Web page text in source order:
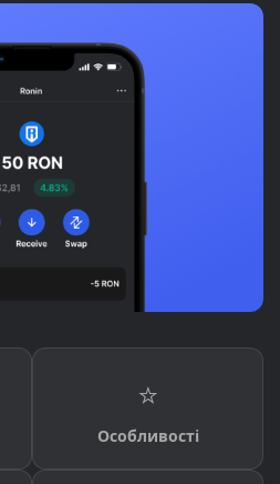
⭐
Особливості